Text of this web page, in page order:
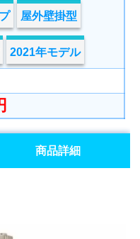
屋外壁掛型
2021年モデル
商品詳細